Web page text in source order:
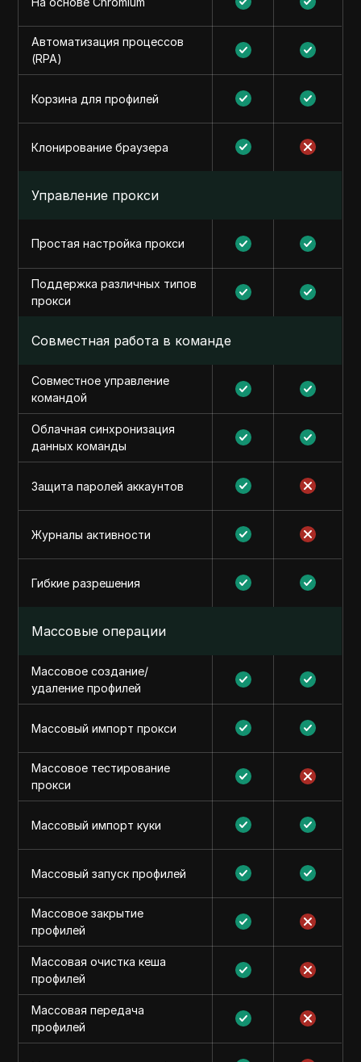
Автоматизация процессов
(RPA)
Корзина для профилей
Клонирование браузера
Управление прокси
Простая настройка прокси
Поддержка различных типов
прокси
Совместная работа в команде
Совместное управление
командой
Облачная синхронизация
данных команды
Защита паролей аккаунтов
Журналы активности
Гибкие разрешения
Массовые операции
Массовое создание/
удаление профилей
Массовый импорт прокси
Массовое тестирование
прокси
Массовый импорт куки
Массовый запуск профилей
Массовое закрытие
профилей
Массовая очистка кеша
профилей
Массовая передача
профилей